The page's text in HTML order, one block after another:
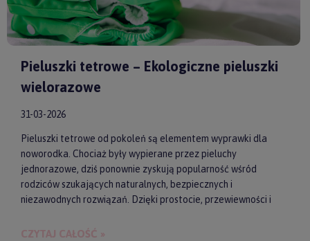
Pieluszki tetrowe – Ekologiczne pieluszki
wielorazowe
31-03-2026
Pieluszki tetrowe od pokoleń są elementem wyprawki dla
noworodka. Chociaż były wypierane przez pieluchy
jednorazowe, dziś ponownie zyskują popularność wśród
rodziców szukających naturalnych, bezpiecznych i
niezawodnych rozwiązań. Dzięki prostocie, przewiewności i
przyjazne dla skóry niemowlęcia. Gwarantują też ekologiczne
CZYTAJ CAŁOŚĆ »